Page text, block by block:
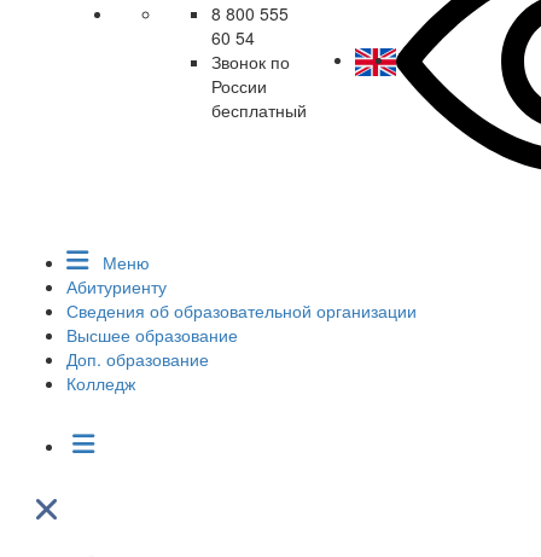
8 800 555
60 54
Звонок по
России
бесплатный
Меню
Абитуриенту
Сведения об образовательной организации
Высшее образование
Доп. образование
Колледж